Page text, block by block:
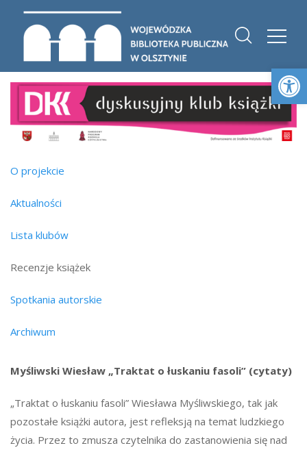
O projekcie
Aktualności
Lista klubów
Recenzje książek
Spotkania autorskie
Archiwum
Myśliwski Wiesław „Traktat o łuskaniu fasoli” (cytaty)
„Traktat o łuskaniu fasoli” Wiesława Myśliwskiego, tak jak
pozostałe książki autora, jest refleksją na temat ludzkiego
życia. Przez to zmusza czytelnika do zastanowienia się nad